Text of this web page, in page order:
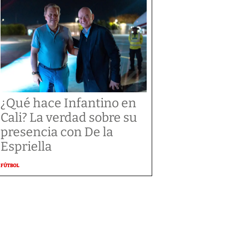
¿Qué hace Infantino en
Cali? La verdad sobre su
presencia con De la
Espriella
FÚTBOL